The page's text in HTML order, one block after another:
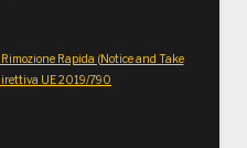
Rimozione Rapida (Notice and Take
UE 2019/790